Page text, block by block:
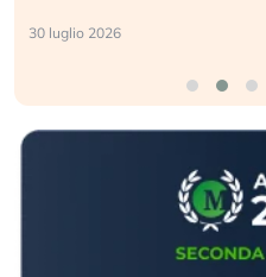
24 luglio 2026